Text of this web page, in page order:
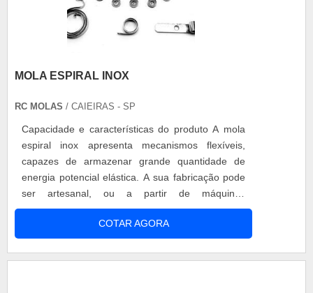
MOLA ESPIRAL INOX
RC MOLAS / CAIEIRAS - SP
Capacidade e características do produto A mola
espiral inox apresenta mecanismos flexíveis,
capazes de armazenar grande quantidade de
energia potencial elástica. A sua fabricação pode
ser artesanal, ou a partir de máquinas
automáticas ou semiautomáticas. A mola conta
com fitas de aço em alto carbono temperado, ou
perfil chato de 0,10 até 4,80 milímetros. Sua
COTAR AGORA